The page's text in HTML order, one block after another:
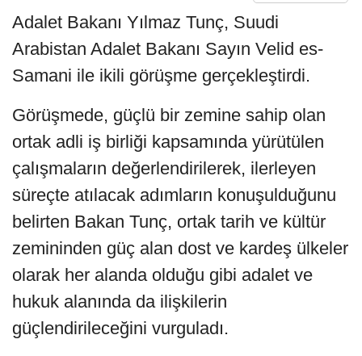
Adalet Bakanı Yılmaz Tunç, Suudi
Arabistan Adalet Bakanı Sayın Velid es-
Samani ile ikili görüşme gerçekleştirdi.
Görüşmede, güçlü bir zemine sahip olan
ortak adli iş birliği kapsamında yürütülen
çalışmaların değerlendirilerek, ilerleyen
süreçte atılacak adımların konuşulduğunu
belirten Bakan Tunç, ortak tarih ve kültür
zemininden güç alan dost ve kardeş ülkeler
olarak her alanda olduğu gibi adalet ve
hukuk alanında da ilişkilerin
güçlendirileceğini vurguladı.